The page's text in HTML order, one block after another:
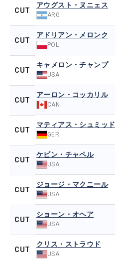
CUT
アウグスト・ヌニェス
ARG
CUT
アドリアン・メロンク
POL
CUT
キャメロン・チャンプ
USA
CUT
アーロン・コッカリル
CAN
CUT
マティアス・シュミッド
GER
CUT
ケビン・チャペル
USA
CUT
ジョージ・マクニール
USA
CUT
ショーン・オヘア
USA
CUT
クリス・ストラウド
USA